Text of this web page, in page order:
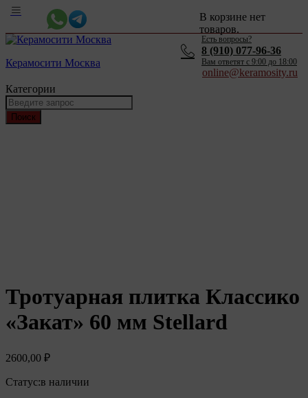
Керамосити Москва
В корзине нет
товаров.
Категории
Поиск
Есть вопросы?
8 (910) 077-96-36
Вам ответят c 9:00 до 18:00
online@keramosity.ru
Тротуарная плитка Классико
«Закат» 60 мм Stellard
2600,00 ₽
Статус:в наличии